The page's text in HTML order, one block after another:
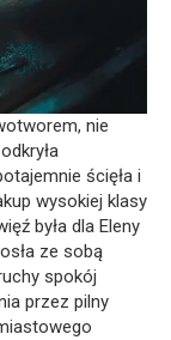
nie
ścięła i
wysokiej klasy
była dla Eleny
ze sobą
spokój
przez pilny